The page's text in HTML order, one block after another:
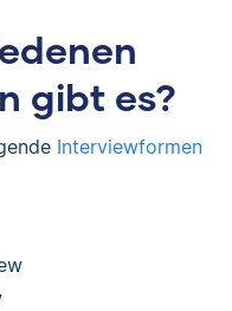
gibt es?
Interviewformen